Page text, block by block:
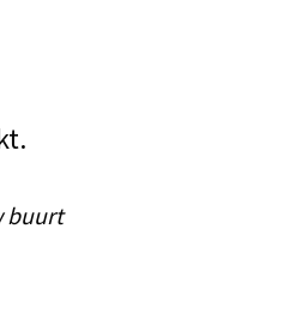
buurt